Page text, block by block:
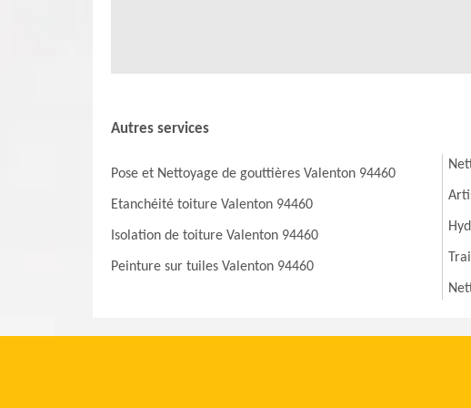
Autres services
Pose et Nettoyage de gouttières Valenton 94460
Etanchéité toiture Valenton 94460
Isolation de toiture Valenton 94460
Peinture sur tuiles Valenton 94460